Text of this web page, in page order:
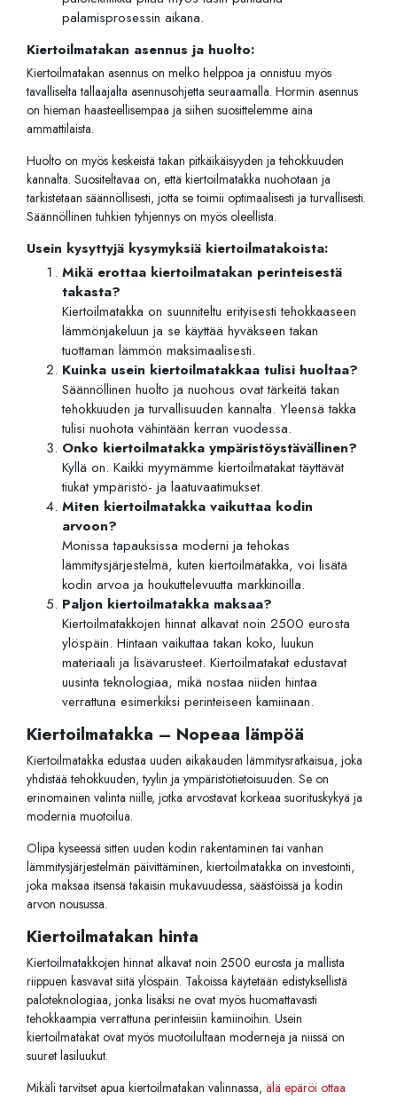
palamisprosessin aikana.
Kiertoilmatakan asennus ja huolto:
Kiertoilmatakan asennus on melko helppoa ja onnistuu myös
tavalliselta tallaajalta asennusohjetta seuraamalla. Hormin asennus
on hieman haasteellisempaa ja siihen suosittelemme aina
ammattilaista.
Huolto on myös keskeistä takan pitkäikäisyyden ja tehokkuuden
kannalta. Suositeltavaa on, että kiertoilmatakka nuohotaan ja
tarkistetaan säännöllisesti, jotta se toimii optimaalisesti ja turvallisesti.
Säännöllinen tuhkien tyhjennys on myös oleellista.
Usein kysyttyjä kysymyksiä kiertoilmatakoista:
Mikä erottaa kiertoilmatakan perinteisestä
takasta?
Kiertoilmatakka on suunniteltu erityisesti tehokkaaseen
lämmönjakeluun ja se käyttää hyväkseen takan
tuottaman lämmön maksimaalisesti.
Kuinka usein kiertoilmatakkaa tulisi huoltaa?
Säännöllinen huolto ja nuohous ovat tärkeitä takan
tehokkuuden ja turvallisuuden kannalta. Yleensä takka
tulisi nuohota vähintään kerran vuodessa.
Onko kiertoilmatakka ympäristöystävällinen?
Kyllä on. Kaikki myymämme kiertoilmatakat täyttävät
tiukat ympäristö- ja laatuvaatimukset.
Miten kiertoilmatakka vaikuttaa kodin
arvoon?
Monissa tapauksissa moderni ja tehokas
lämmitysjärjestelmä, kuten kiertoilmatakka, voi lisätä
kodin arvoa ja houkuttelevuutta markkinoilla.
Paljon kiertoilmatakka maksaa?
Kiertoilmatakkojen hinnat alkavat noin 2500 eurosta
ylöspäin. Hintaan vaikuttaa takan koko, luukun
materiaali ja lisävarusteet. Kiertoilmatakat edustavat
uusinta teknologiaa, mikä nostaa niiden hintaa
verrattuna esimerkiksi perinteiseen kamiinaan.
Kiertoilmatakka – Nopeaa lämpöä
Kiertoilmatakka edustaa uuden aikakauden lämmitysratkaisua, joka
yhdistää tehokkuuden, tyylin ja ympäristötietoisuuden. Se on
erinomainen valinta niille, jotka arvostavat korkeaa suorituskykyä ja
modernia muotoilua.
Olipa kyseessä sitten uuden kodin rakentaminen tai vanhan
lämmitysjärjestelmän päivittäminen, kiertoilmatakka on investointi,
joka maksaa itsensä takaisin mukavuudessa, säästöissä ja kodin
arvon nousussa.
Kiertoilmatakan hinta
Kiertoilmatakkojen hinnat alkavat noin 2500 eurosta ja mallista
riippuen kasvavat siitä ylöspäin. Takoissa käytetään edistyksellistä
paloteknologiaa, jonka lisäksi ne ovat myös huomattavasti
tehokkaampia verrattuna perinteisiin kamiinoihin. Usein
kiertoilmatakat ovat myös muotoilultaan moderneja ja niissä on
suuret lasiluukut.
Mikäli tarvitset apua kiertoilmatakan valinnassa, älä epäröi ottaa